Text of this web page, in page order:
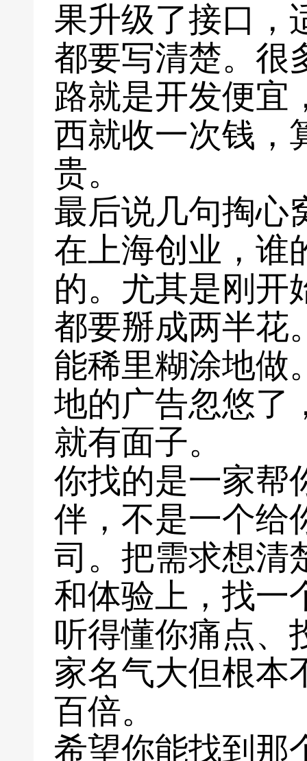
果升级了接口，
都要写清楚。很
路就是开发便宜
西就收一次钱，
贵。
最后说几句掏心
在上海创业，谁
的。尤其是刚开
都要掰成两半花
能稀里糊涂地做
地的广告忽悠了
就有面子。
你找的是一家帮
伴，不是一个给
司。把需求想清
和体验上，找一
听得懂你痛点、
家名气大但根本
百倍。
希望你能找到那